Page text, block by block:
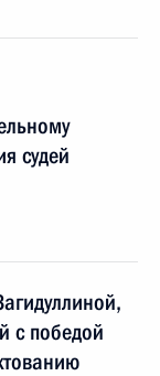
судей
с победой